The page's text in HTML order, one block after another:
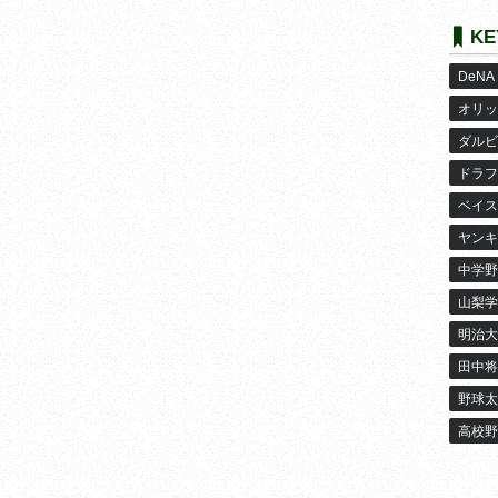
DeNA
オリ
ダル
ドラ
ベイ
ヤン
中学
山梨
明治大
田中
野球
高校